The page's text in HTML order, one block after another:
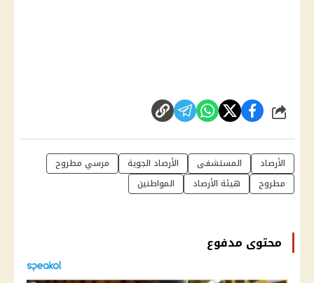
شارك
الأرصاد المستشفى الأرصاد الجوية
مرسي مطروح
مطروح
هيئة الأرصاد المواطنين
محتوى مدفوع